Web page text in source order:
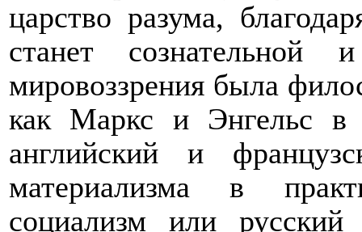
царство разума,
станет
мировоззрения была
как Маркс и Энгельс в
английский и
материализма в
социализм или